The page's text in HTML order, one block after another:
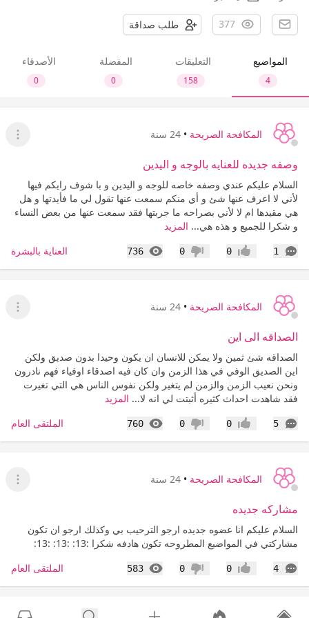
377 طلب صداقة
المواضيع
4
التعليقات
158
المفضلة
0
الأصدقاء
0
المكافحة الصريحة • 24 سنة
عرض
وصفه جديده للعنايه بالوجه و اليدين
السلام عليكم عندي وصفه خاصه للوجه و اليدين و با شوف رايكم فيها
لأني لا اعرف عنها شئ و أي منكم سمعت عنها تقول لي ما فأيدتها و هل
هي مقيدها ام لا لأني بصراحه ما جربتها فقد سمعت عنها من بعض النساء
و شكرا للجميع و هذه هي... المزيد
1
التعليقات إعجاب0 عدم إعجاب
0
736
المشاهدات العناية بالبشرة
المكافحة الصريحة • 24 سنة
عرض
الصداقه الى اين
الصداقه شئ ثمين ولا يمكن للانسان ان يكون وحيدا بدون صديق ولكن
اين الصديق الوفي في هذا الزمن وان كان فيه اصدقاء اوفياء فهم نادرون
ونحن نعيب الزمن والزمن لم يتغير ولكن نفوس الناس هي التي تغيرت
فقد شاهدت احداث كثيره أثبتت لي انه لا... المزيد
5
التعليقات إعجاب0 عدم إعجاب
0
760
المشاهدات الملتقى العام
المكافحة الصريحة • 24 سنة
عرض
مشاركه جديده
السلام عليكم انا عضوه جديده ارجو الترحيب بي وكذلك ارجو ان تكون
مشاركتي في المواضيع المطروحه تكون هادفه شكرا :13: :13: :13:
4
التعليقات إعجاب0 عدم إعجاب
0
583
المشاهدات الملتقى العام